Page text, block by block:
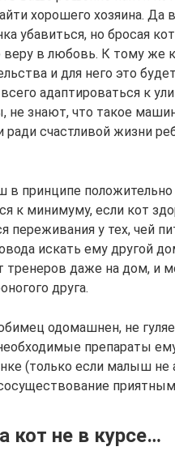
хорошего хозяина. Да
убавиться, но бросая
в любовь. К тому же
и для него это
адаптироваться к
не знают, что такое
счастливой жизни
принципе
к минимуму, если кот
переживания у тех, чей
искать ему другой
даже на дом, и
друга.
одомашнен, не
препараты
(только если малыш не
кот не в курсе…